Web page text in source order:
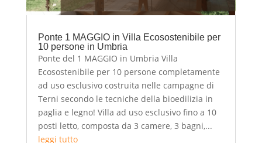
Ponte 1 MAGGIO in Villa Ecosostenibile per
10 persone in Umbria
Ponte del 1 MAGGIO in Umbria Villa
Ecosostenibile per 10 persone completamente
ad uso esclusivo costruita nelle campagne di
Terni secondo le tecniche della bioedilizia in
paglia e legno! Villa ad uso esclusivo fino a 10
posti letto, composta da 3 camere, 3 bagni,...
leggi tutto